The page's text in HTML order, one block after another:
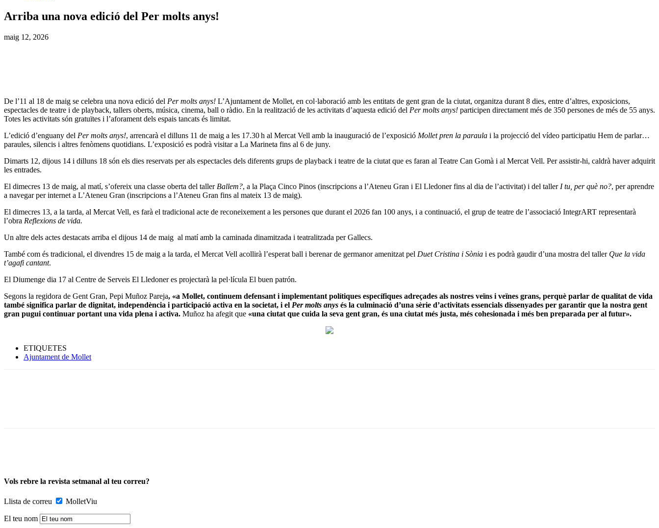
Arriba una nova edició del Per molts anys!
maig 12, 2026
De l’11 al 18 de maig se celebra una nova edició del Per molts anys! L’Ajuntament de Mollet, en col·laboració amb les entitats de gent gran de la ciutat, organitza durant 8 dies, entre d’altres, exposicions,
espectacles de teatre i de playback, tallers oberts, música, cinema, ball o ràdio. En la realització de les activitats d’aquesta edició del Per molts anys! participen directament més de 350 persones de més de 55 anys.
Totes les activitats són gratuïtes i l’aforament dels espais tancats és limitat.
L’edició d’enguany del Per molts anys!, arrencarà el dilluns 11 de maig a les 17.30 h al Mercat Vell amb la inauguració de l’exposició Mollet pren la paraula i la projecció del vídeo participatiu Hem de parlar…
paraules, silencis i altres fenòmens quotidians. L’exposició es podrà visitar a La Marineta fins al 6 de juny.
Dimarts 12, dijous 14 i dilluns 18 són els dies reservats per als espectacles dels diferents grups de playback i teatre de la ciutat que es faran al Teatre Can Gomà i al Mercat Vell. Per assistir-hi, caldrà haver adquirit
les entrades.
El dimecres 13 de maig, al matí, s’ofereix una classe oberta del taller Ballem?, a la Plaça Cinco Pinos (inscripcions a l’Ateneu Gran i El Lledoner fins al dia de l’activitat) i del taller I tu, per què no?, per aprendre
a navegar per internet a L’Ateneu Gran (inscripcions a l’Ateneu Gran fins al mateix 13 de maig).
El dimecres 13, a la tarda, al Mercat Vell, es farà el tradicional acte de reconeixement a les persones que durant el 2026 fan 100 anys, i a continuació, el grup de teatre de l’associació IntegrART representarà
l’obra Reflexions de vida.
Un altre dels actes destacats arriba el dijous 14 de maig al matí amb la caminada dinamitzada i teatralitzada per Gallecs.
També com és tradicional, el divendres 15 de maig a la tarda, el Mercat Vell acollirà l’esperat ball i berenar de germanor amenitzat pel Duet Cristina i Sònia i es podrà gaudir d’una mostra del taller Que la vida
t’agafi cantant.
El Diumenge dia 17 al Centre de Serveis El Lledoner es projectarà la pel·lícula El buen patrón.
Segons la regidora de Gent Gran, Pepi Muñoz Pareja, «a Mollet, continuem defensant i implementant polítiques específiques adreçades als nostres veïns i veïnes grans, perquè parlar de qualitat de vida
també significa parlar de dignitat, independència i participació activa en la societat, i el Per molts anys és la culminació d’una sèrie d’activitats essencials dissenyades per garantir que la nostra gent
gran pugui continuar portant una vida plena i activa. Muñoz ha afegit que «una ciutat que cuida la seva gent gran, és una ciutat més justa, més cohesionada i més ben preparada per al futur».
ETIQUETES
Ajuntament de Mollet
Vols rebre la revista setmanal al teu correu?
Llista de correu MolletViu
El teu nom